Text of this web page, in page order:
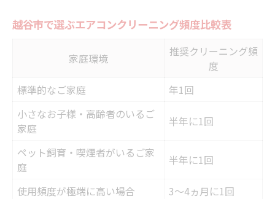
は
エアコンクリーニング最適間隔の目安一覧
越谷市の気候が頻度に与える影響
家族構成や部屋別で頻度はどう変わる？
頻度を決める前に知っておきたい注意点
10年放置が招くリスクと対策ポイント
10年放置したエアコンのリスク一覧
カビやホコリが健康被害につながる仕組み
越谷市で選ぶエアコンクリーニング頻度比較表
家庭環境
推奨クリーニング頻
度
標準的なご家庭
年1回
小さなお子様・高齢者のいるご
家庭
半年に1回
ペット飼育・喫煙者がいるご家
庭
半年に1回
使用頻度が極端に高い場合 3～4ヵ月に1回